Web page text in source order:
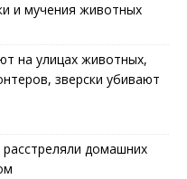
и мучения животных
на улицах животных,
зверски убивают
домашних